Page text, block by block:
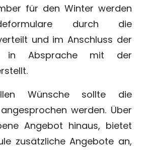
für den Winter werden
durch die
und im Anschluss der
in Absprache mit der
Wünsche sollte die
werden. Über
Angebot hinaus, bietet
zusätzliche Angebote an,